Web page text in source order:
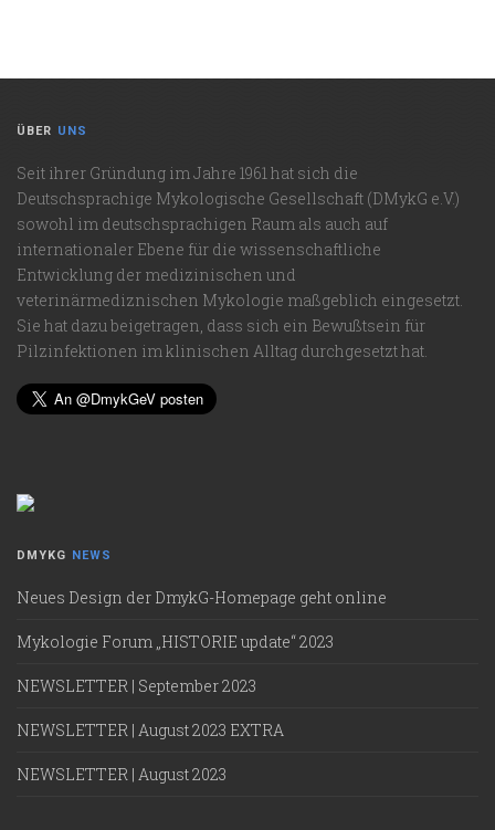
ÜBER UNS
Seit ihrer Gründung im Jahre 1961 hat sich die
Deutschsprachige Mykologische Gesellschaft (DMykG e.V.)
sowohl im deutschsprachigen Raum als auch auf
internationaler Ebene für die wissenschaftliche
Entwicklung der medizinischen und
veterinärmediznischen Mykologie maßgeblich eingesetzt.
Sie hat dazu beigetragen, dass sich ein Bewußtsein für
Pilzinfektionen im klinischen Alltag durchgesetzt hat.
DMYKG NEWS
Neues Design der DmykG-Homepage geht online
Mykologie Forum „HISTORIE update“ 2023
NEWSLETTER | September 2023
NEWSLETTER | August 2023 EXTRA
NEWSLETTER | August 2023